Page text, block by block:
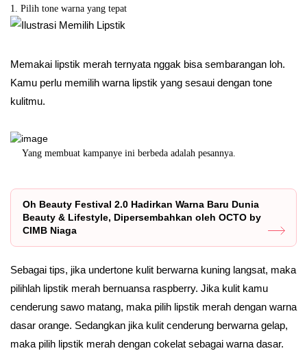
1. Pilih tone warna yang tepat
Memakai lipstik merah ternyata nggak bisa sembarangan loh.
Kamu perlu memilih warna lipstik yang sesaui dengan tone
kulitmu.
Tidak hanya paham soal proteksi, tapi juga menjawab
Oh Beauty Festival 2.0 Hadirkan Warna Baru Dunia
Beauty & Lifestyle, Dipersembahkan oleh OCTO by
CIMB Niaga
Sebagai tips, jika undertone kulit berwarna kuning langsat, maka
pilihlah lipstik merah bernuansa raspberry. Jika kulit kamu
cenderung sawo matang, maka pilih lipstik merah dengan warna
dasar orange. Sedangkan jika kulit cenderung berwarna gelap,
maka pilih lipstik merah dengan cokelat sebagai warna dasar.